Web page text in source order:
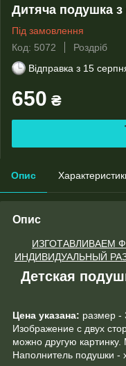
Дитяча подушка
Під замовлення
Код: 5072
Роздріб
Відправка з 15
650 ₴
Опис
Опис
ИЗГОТАВЛИВАЕМ
ИНДИВИДУАЛЬНЫЙ
Детская
Цена указана: размер -
Изображение с двух
можно другую картинку.
Наполнитель подушки -